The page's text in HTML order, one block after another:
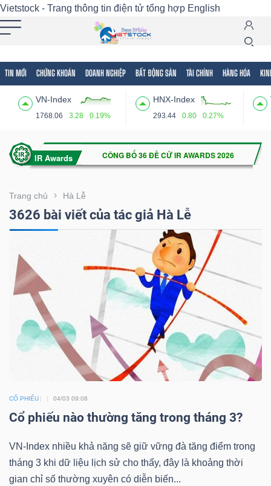
Vietstock - Trang thông tin điện tử tổng hợp English
TIN MỚI CHỨNG KHOÁN DOANH NGHIỆP BẤT ĐỘNG SẢN TÀI CHÍNH HÀNG HÓA
VN-Index
1768.06 3.28 0.19%
HNX-Index
293.44 0.80 0.27%
Trang chủ Hà Lễ
3626 bài viết của tác giả Hà Lễ
CỔ PHIẾU 04/03 09:08
Cổ phiếu nào thường tăng trong tháng 3?
VN-Index nhiều khả năng sẽ giữ vững đà tăng điểm trong
tháng 3 khi dữ liệu lịch sử cho thấy, đây là khoảng thời
gian chỉ số thường xuyên có diễn biến...
Tất cả Tính năng Ngành Mã chứng khoán
Tính
(-)
VIETSTOCK
DOANH
NGHIỆP
ĐỘNG
SẢN
TÀI